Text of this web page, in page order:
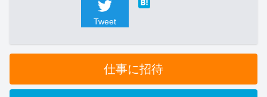
Tweet
仕事に招待